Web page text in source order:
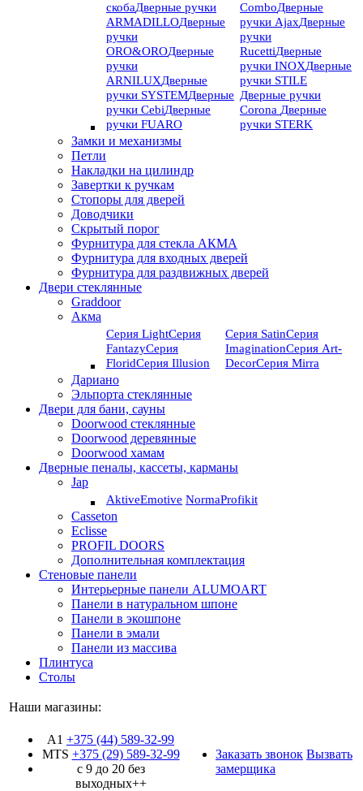
скобаДверные ручки
ARMADILLOДверные
ручки
ORO&OROДверные
ручки
ARNILUXДверные
ручки SYSTEMДверные
ручки CebiДверные
ручки FUARO
ComboДверные
ручки AjaxДверные
ручки
RucettiДверные
ручки INOXДверные
ручки STILE
Дверные ручки
Corona Дверные
ручки STERK
Замки и механизмы
Петли
Накладки на цилиндр
Завертки к ручкам
Стопоры для дверей
Доводчики
Скрытый порог
Фурнитура для стекла АКМА
Фурнитура для входных дверей
Фурнитура для раздвижных дверей
Двери стеклянные
Graddoor
Акма
Серия LightСерия
FantazyСерия
FloridСерия Illusion
Серия SatinСерия
ImaginationСерия Art-
DeсorСерия Mirra
Дариано
Эльпорта стеклянные
Двери для бани, сауны
Doorwood стеклянные
Doorwood деревянные
Doorwood хамам
Дверные пеналы, кассеты, карманы
Jap
AktiveEmotive NormaProfikit
Casseton
Eclisse
PROFIL DOORS
Дополнительная комплектация
Стеновые панели
Интерьерные панели ALUMOART
Панели в натуральном шпоне
Панели в экошпоне
Панели в эмали
Панели из массива
Плинтуса
Столы
Наши магазины:
A1 +375 (44) 589-32-99
MTS +375 (29)589-32-99
с 9 до 20 без
выходных++
Заказать звонок Вызвать
замерщика